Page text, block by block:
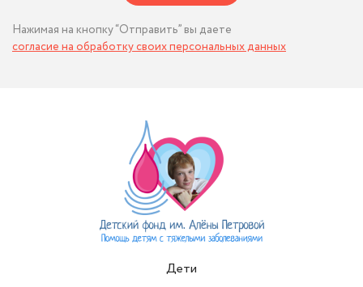
Нажимая на кнопку “Отправить” вы даете
согласие на обработку своих персональных данных
Дети